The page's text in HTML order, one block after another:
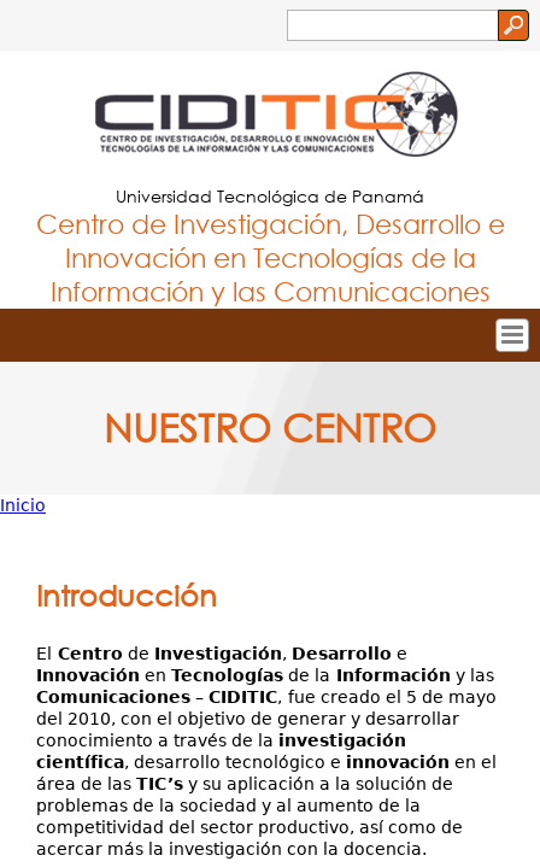
Jump to navigation
de
búsqueda
Universidad Tecnológica de Panamá
Centro de Investigación, Desarrollo e
Innovación en Tecnologías de la
Información y las Comunicaciones
Nuestro Centro
Servicios
Investigación y Desarrollo
Contáctenos
NUESTRO CENTRO
está
Inicio
Introducción
El Centro de Investigación, Desarrollo e
Innovación en Tecnologías de la Información y las
Comunicaciones – CIDITIC, fue creado el 5 de mayo
del 2010, con el objetivo de generar y desarrollar
conocimiento a través de la investigación
científica, desarrollo tecnológico e innovación en el
área de las TIC’s y su aplicación a la solución de
problemas de la sociedad y al aumento de la
competitividad del sector productivo, así como de
acercar más la investigación con la docencia.